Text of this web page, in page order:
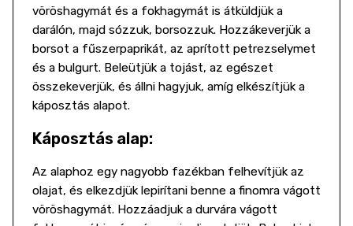
vöröshagymát és a fokhagymát is átküldjük a
darálón, majd sózzuk, borsozzuk. Hozzákeverjük a
borsot a fűszerpaprikát, az aprított petrezselymet
és a bulgurt. Beleütjük a tojást, az egészet
összekeverjük, és állni hagyjuk, amíg elkészítjük a
káposztás alapot.
Káposztás alap:
Az alaphoz egy nagyobb fazékban felhevítjük az
olajat, és elkezdjük lepirítani benne a finomra vágott
vöröshagymát. Hozzáadjuk a durvára vágott